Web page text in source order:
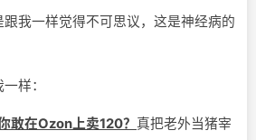
我一样觉得不可思议，这是神经病的
样：
敢在Ozon上卖120？ 真把老外当猪宰